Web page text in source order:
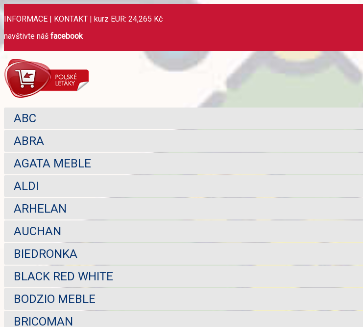
INFORMACE | KONTAKT | kurz EUR: 24,265 Kč
navštivte náš facebook
ABC
ABRA
AGATA MEBLE
ALDI
ARHELAN
AUCHAN
BIEDRONKA
BLACK RED WHITE
BODZIO MEBLE
BRICOMAN